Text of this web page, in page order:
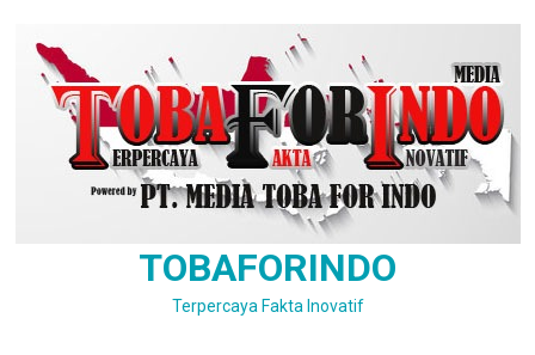
content
TOBAFORINDO
Terpercaya Fakta Inovatif